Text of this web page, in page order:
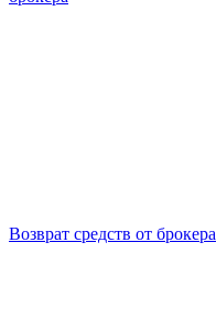
Возврат средств от брокера